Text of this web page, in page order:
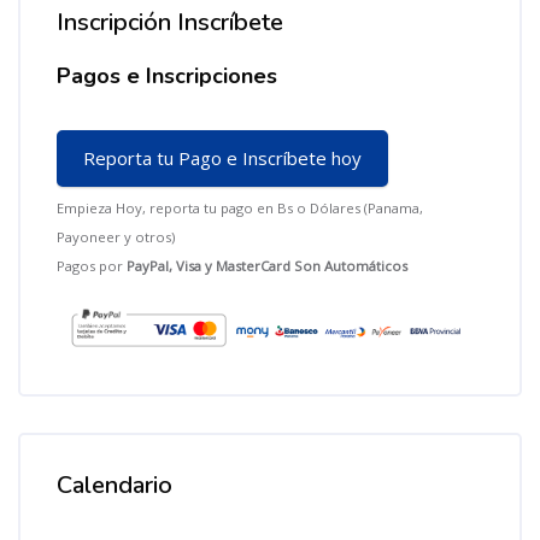
Salta Inscripción Inscríbete
Inscripción Inscríbete
Pagos e Inscripciones
Reporta tu Pago e Inscríbete hoy
Empieza Hoy, reporta tu pago en Bs o Dólares (Panama,
Payoneer y otros)
Pagos por PayPal, Visa y MasterCard Son Automáticos
Salta Calendario
Calendario